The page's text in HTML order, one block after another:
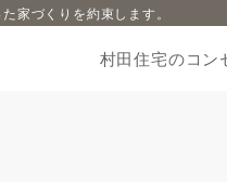
家づくりを約束します。
村田住宅のコン